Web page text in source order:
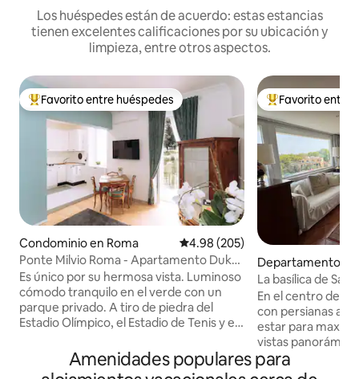
Los huéspedes están de acuerdo: estas estancias
tienen excelentes calificaciones por su ubicación y
limpieza, entre otros aspectos.
De los mejores en Favorito entre huéspedes
Favorito entre huéspedes
Condominio en Roma Calificación promedio: 4.98 de
4.98 (205)
Ponte Milvio Roma - Apartamento Duke
's -
Es único por su hermosa vista. Luminoso
cómodo tranquilo en el verde con un
parque privado. A tiro de piedra del
Estadio Olímpico, el Estadio de Tenis y el
del Museo Maxxi donde se puede llegar a
De los mejores
Favorito entre
Departamento en
La basílica de San
terraza en el
En el centro de
con persianas
estar para
vistas
la basílica de San
de época y
Amenidades populares para